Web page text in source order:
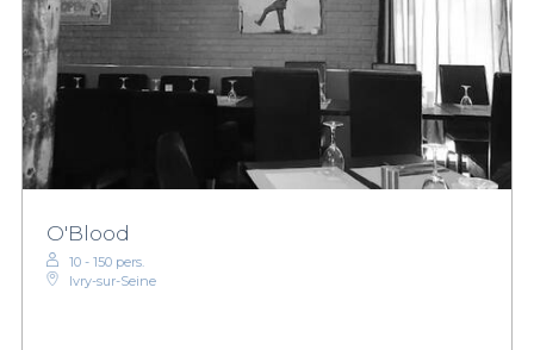
O'Blood
10 - 150 pers.
Ivry-sur-Seine